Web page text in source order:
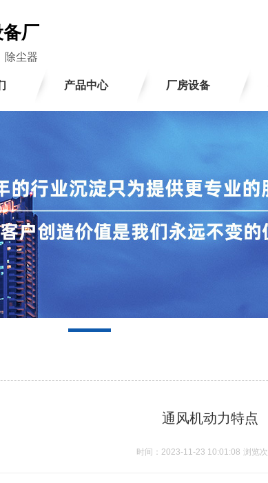
厂
除尘器
产品中心 厂房设备
通风机动力特点
时间：2023-11-23 10:01:08 浏览